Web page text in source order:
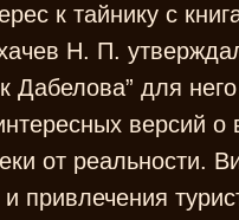
к тайнику с
Н. П.
Дабелова” для
версий
от реальности.
и привлечения